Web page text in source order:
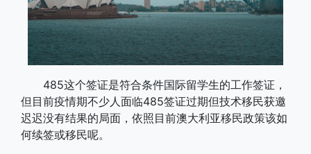
485这个签证是符合条件国际留学生的工作签证，
但目前疫情期不少人面临485签证过期但技术移民获邀
迟迟没有结果的局面，依照目前澳大利亚移民政策该如
何续签或移民呢。